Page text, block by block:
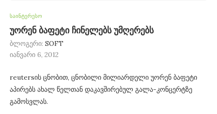
საინტერესო
უორენ ბაფეტი ჩინელებს უმღერებს
ბლოგერი: SOFT
იანვარი 6, 2012
reutersის ცნობით, ცნობილი მილიარდელი უორენ ბაფეტი
აპირებს ახალ წელთან დაკავშირებულ გალა-კონცერტზე
გამოსვლას.